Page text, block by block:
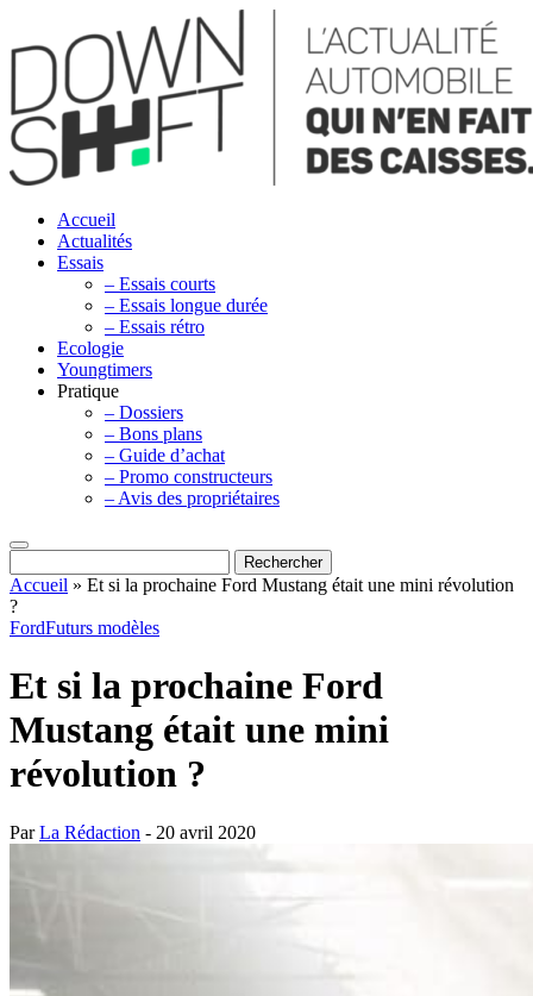
Accueil
Actualités
Essais
– Essais courts
– Essais longue durée
– Essais rétro
Ecologie
Youngtimers
Pratique
– Dossiers
– Bons plans
– Guide d’achat
– Promo constructeurs
– Avis des propriétaires
Accueil » Et si la prochaine Ford Mustang était une mini révolution
?
FordFuturs modèles
Et si la prochaine Ford
Mustang était une mini
révolution ?
ParLa Rédaction - 20 avril 2020